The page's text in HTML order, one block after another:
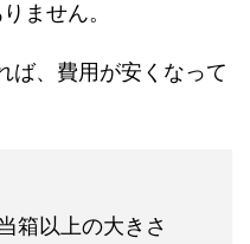
ません。
ば、費用が安くなって
箱以上の大きさ